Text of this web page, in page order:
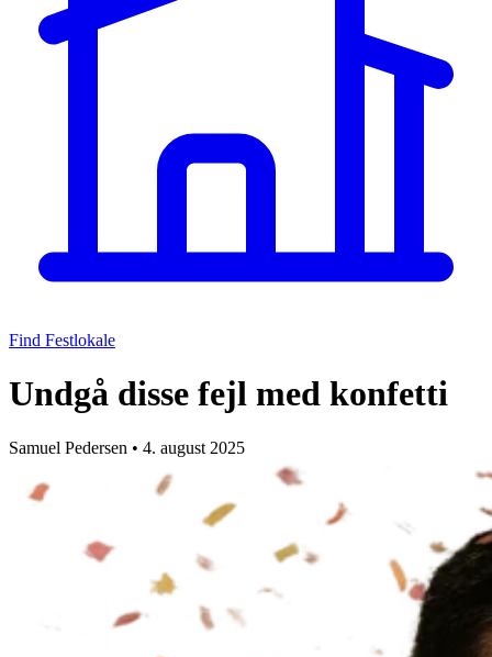
Find Festlokale
Undgå disse fejl med konfetti
Samuel Pedersen • 4. august 2025